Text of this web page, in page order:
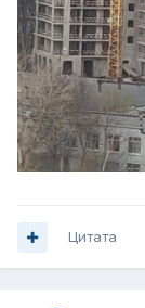
Цитата